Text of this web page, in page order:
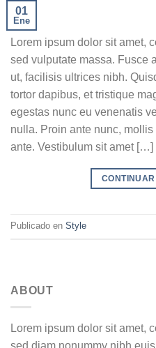
01
Ene
Lorem ipsum dolor sit amet,
sed vulputate massa. Fusce
ut, facilisis ultrices nibh.
tortor dapibus, et tristique
egestas nunc eu venenatis
nulla. Proin ante nunc,
ante. Vestibulum sit amet […]
Publicado en Style
ABOUT
Lorem ipsum dolor sit amet,